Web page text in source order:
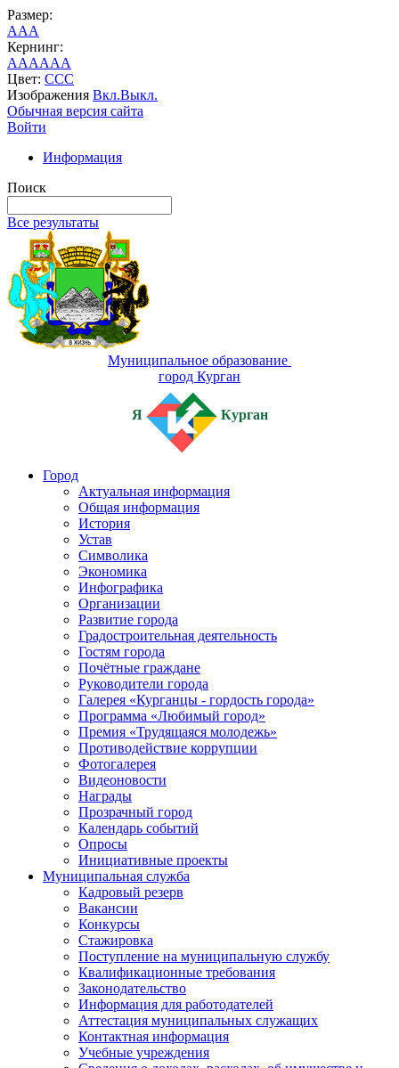
Размер:
AAA
Кернинг:
AAAAAA
Цвет: CCC
Изображения Вкл.Выкл.
Обычная версия сайта
Войти
Информация
Поиск
Все результаты
Муниципальное образование
город Курган
Я Курган
Город
Актуальная информация
Общая информация
История
Устав
Символика
Экономика
Инфографика
Организации
Развитие города
Градостроительная деятельность
Гостям города
Почётные граждане
Руководители города
Галерея «Курганцы - гордость города»
Программа «Любимый город»
Премия «Трудящаяся молодежь»
Противодействие коррупции
Фотогалерея
Видеоновости
Награды
Прозрачный город
Календарь событий
Опросы
Инициативные проекты
Муниципальная служба
Кадровый резерв
Вакансии
Конкурсы
Стажировка
Поступление на муниципальную службу
Квалификационные требования
Законодательство
Информация для работодателей
Аттестация муниципальных служащих
Контактная информация
Учебные учреждения